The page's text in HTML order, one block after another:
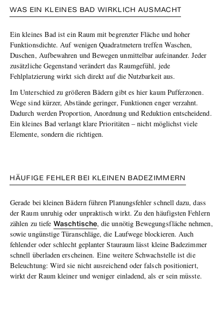
WAS EIN KLEINES BAD WIRKLICH AUSMACHT
Ein kleines Bad ist ein Raum mit begrenzter Fläche und hoher
Funktionsdichte. Auf wenigen Quadratmetern treffen Waschen,
Duschen, Aufbewahren und Bewegen unmittelbar aufeinander. Jeder
zusätzliche Gegenstand verändert das Raumgefühl, jede
Fehlplatzierung wirkt sich direkt auf die Nutzbarkeit aus.
Im Unterschied zu größeren Bädern gibt es hier kaum Pufferzonen.
Wege sind kürzer, Abstände geringer, Funktionen enger verzahnt.
Dadurch werden Proportion, Anordnung und Reduktion entscheidend.
Ein kleines Bad verlangt klare Prioritäten – nicht möglichst viele
Elemente, sondern die richtigen.
HÄUFIGE FEHLER BEI KLEINEN BADEZIMMERN
Gerade bei kleinen Bädern führen Planungsfehler schnell dazu, dass
der Raum unruhig oder unpraktisch wirkt. Zu den häufigsten Fehlern
zählen zu tiefeWaschtische, die unnötig Bewegungsfläche nehmen,
sowie ungünstige Türanschläge, die Laufwege blockieren. Auch
fehlender oder schlecht geplanter Stauraum lässt kleine Badezimmer
schnell überladen erscheinen.Eine weitere Schwachstelle ist die
Beleuchtung: Wird sie nicht ausreichend oder falsch positioniert,
wirkt der Raum kleiner und weniger einladend, als er sein müsste.